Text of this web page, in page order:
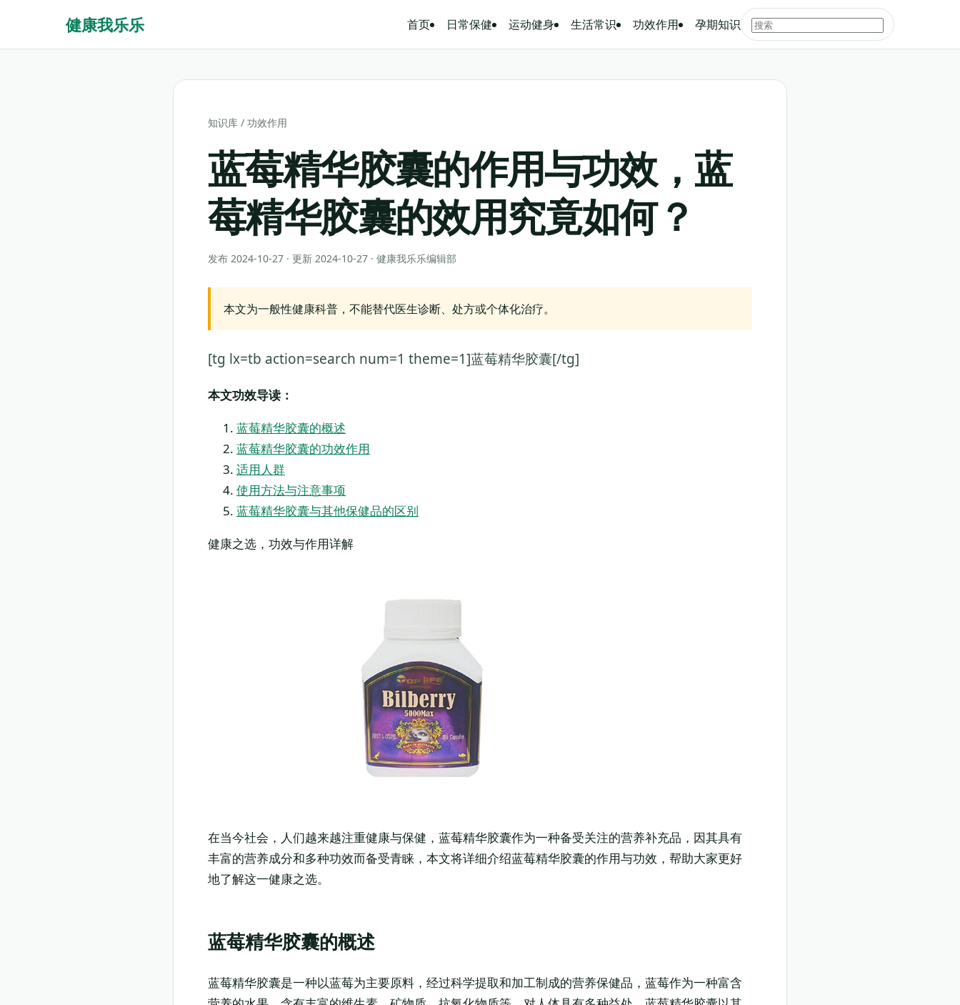
健康我乐乐 首页 日常保健 运动健身 生活常识 功效作用 孕期知识
知识库 / 功效作用
蓝莓精华胶囊的作用与功效，蓝
莓精华胶囊的效用究竟如何？
发布 2024-10-27 · 更新 2024-10-27 · 健康我乐乐编辑部
本文为一般性健康科普，不能替代医生诊断、处方或个体化治疗。
[tg lx=tb action=search num=1 theme=1]蓝莓精华胶囊[/tg]
本文功效导读：
蓝莓精华胶囊的概述
蓝莓精华胶囊的功效作用
适用人群
使用方法与注意事项
蓝莓精华胶囊与其他保健品的区别
健康之选，功效与作用详解
在当今社会，人们越来越注重健康与保健，蓝莓精华胶囊作为一种备受关注的营养补充品，因其具有
丰富的营养成分和多种功效而备受青睐，本文将详细介绍蓝莓精华胶囊的作用与功效，帮助大家更好
地了解这一健康之选。
蓝莓精华胶囊的概述
蓝莓精华胶囊是一种以蓝莓为主要原料，经过科学提取和加工制成的营养保健品，蓝莓作为一种富含